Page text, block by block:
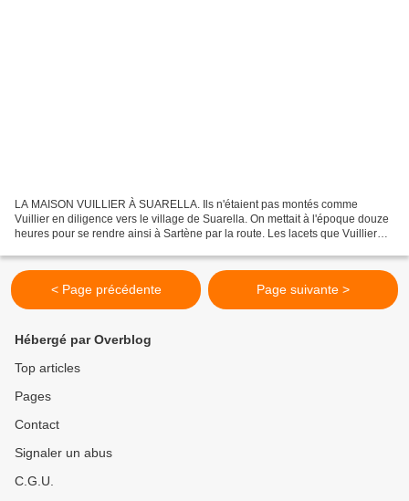
LA MAISON VUILLIER À SUARELLA. Ils n'étaient pas montés comme
Vuillier en diligence vers le village de Suarella. On mettait à l'époque douze
heures pour se rendre ainsi à Sartène par la route. Les lacets que Vuillier
< Page précédente Page suivante >
Hébergé par Overblog
Top articles
Pages
Contact
Signaler un abus
C.G.U.